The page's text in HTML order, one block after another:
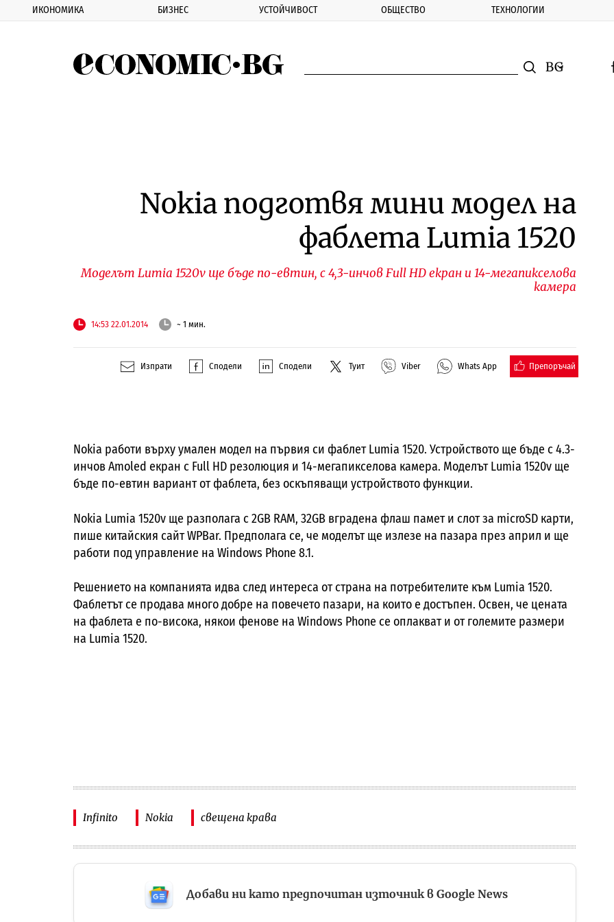
ИКОНОМИКА БИЗНЕС УСТОЙЧИВОСТ ОБЩЕСТВО ТЕХНОЛОГИИ
Смяна на
Nokia подготвя мини модел на
фаблета Lumia 1520
Моделът Lumia 1520v ще бъде по-евтин, с 4,3-инчов Full HD екран и 14-мегапикселова
камера
14:53 22.01.2014 ~ 1 мин.
Изпрати Сподели Сподели Туит Viber Whats App Препоръчай
Nokia работи върху умален модел на първия си фаблет Lumia 1520. Устройството ще бъде с 4.3-
инчов Amoled екран с Full HD резолюция и 14-мегапикселова камера. Моделът Lumia 1520v ще
бъде по-евтин вариант от фаблета, без оскъпяващи устройството функции.
Nokia Lumia 1520v ще разполага с 2GB RAM, 32GB вградена флаш памет и слот за microSD карти,
пише китайския сайт WPBar. Предполага се, че моделът ще излезе на пазара през април и ще
работи под управление на Windows Phone 8.1.
Решението на компанията идва след интереса от страна на потребителите към Lumia 1520.
Фаблетът се продава много добре на повечето пазари, на които е достъпен. Освен, че цената
на фаблета е по-висока, някои фенове на Windows Phone се оплакват и от големите размери
на Lumia 1520.
Infinito Nokia свещена крава
Добави ни като предпочитан източник в Google News